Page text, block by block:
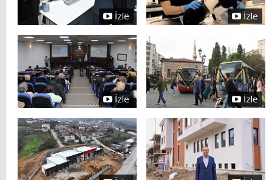
İzle İzle
İzle İzle